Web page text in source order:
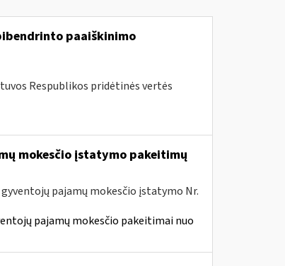
paaiškinimo
Respublikos pridėtinės vertės
mokesčio įstatymo pakeitimų
pajamų mokesčio įstatymo Nr.
pajamų mokesčio pakeitimai nuo